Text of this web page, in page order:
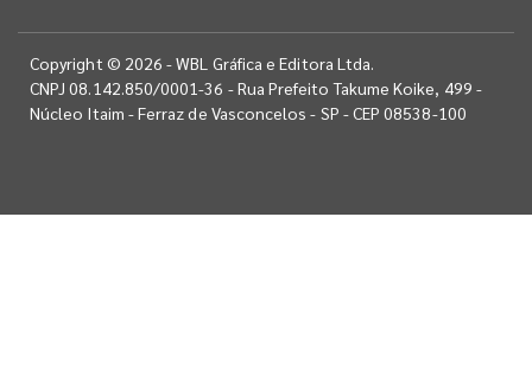
Copyright © 2026 - WBL Gráfica e Editora Ltda.
CNPJ 08.142.850/0001-36 - Rua Prefeito Takume Koike, 499 -
Núcleo Itaim - Ferraz de Vasconcelos - SP - CEP 08538-100